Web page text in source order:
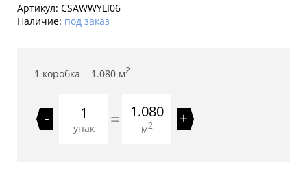
Артикул: CSAWWYLI06
Наличие: под заказ
1 коробка = 1.080 м2
-
упак = 1.080
м2 +